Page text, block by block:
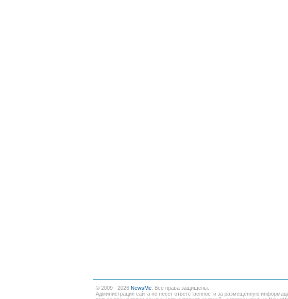
© 2009 - 2026 NewsMe . Все права защищены.
Администрация сайта не несёт ответственности за размещённую